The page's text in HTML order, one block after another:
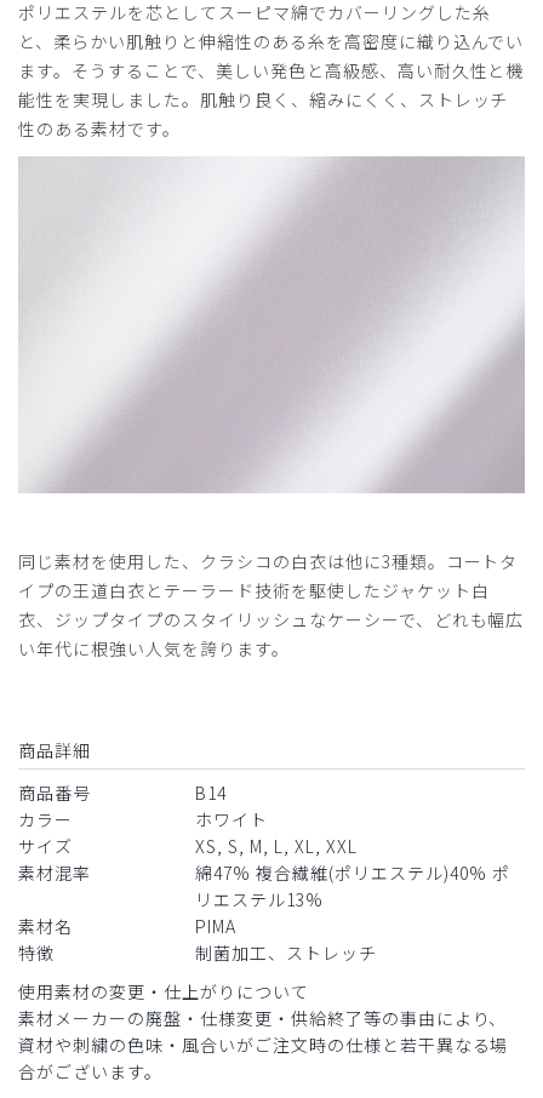
ご購入者様
ポリエステルを芯としてスーピマ綿でカバーリングした糸
と、柔らかい肌触りと伸縮性のある糸を高密度に織り込んでい
ます。そうすることで、美しい発色と高級感、高い耐久性と機
能性を実現しました。肌触り良く、縮みにくく、ストレッチ
性のある素材です。
同じ素材を使用した、クラシコの白衣は他に3種類。コートタ
イプの王道白衣とテーラード技術を駆使したジャケット白
衣、ジップタイプのスタイリッシュなケーシーで、どれも幅広
い年代に根強い人気を誇ります。
商品詳細
商品番号
B14
カラー
ホワイト
サイズ
XS, S, M, L, XL, XXL
素材混率
綿47% 複合繊維(ポリエステル)40% ポ
リエステル13%
素材名
PIMA
特徴
制菌加工、ストレッチ
使用素材の変更・仕上がりについて
素材メーカーの廃盤・仕様変更・供給終了等の事由により、
資材や刺繍の色味・風合いがご注文時の仕様と若干異なる場
合がございます。